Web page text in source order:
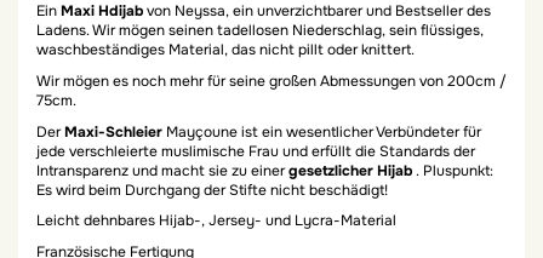
EinMaxi Hdijabvon Neyssa, ein unverzichtbarer und Bestseller des
Ladens. Wir mögen seinen tadellosen Niederschlag, sein flüssiges,
waschbeständiges Material, das nicht pillt oder knittert.
Wir mögen es noch mehr für seine großen Abmessungen von 200cm /
75cm.
DerMaxi-Schleier Mayçoune ist ein wesentlicher Verbündeter für
jede verschleierte muslimische Frau und erfüllt die Standards der
Intransparenz und macht sie zu einergesetzlicher Hijab. Pluspunkt:
Es wird beim Durchgang der Stifte nicht beschädigt!
Leicht dehnbares Hijab-, Jersey- und Lycra-Material
Französische Fertigung